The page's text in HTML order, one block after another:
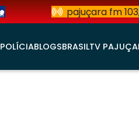
pajuçara fm
POLÍCIABLOGSBRASILTV